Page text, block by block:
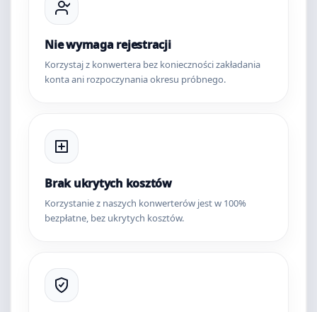
Nie wymaga rejestracji
Korzystaj z konwertera bez konieczności zakładania
konta ani rozpoczynania okresu próbnego.
Brak ukrytych kosztów
Korzystanie z naszych konwerterów jest w 100%
bezpłatne, bez ukrytych kosztów.